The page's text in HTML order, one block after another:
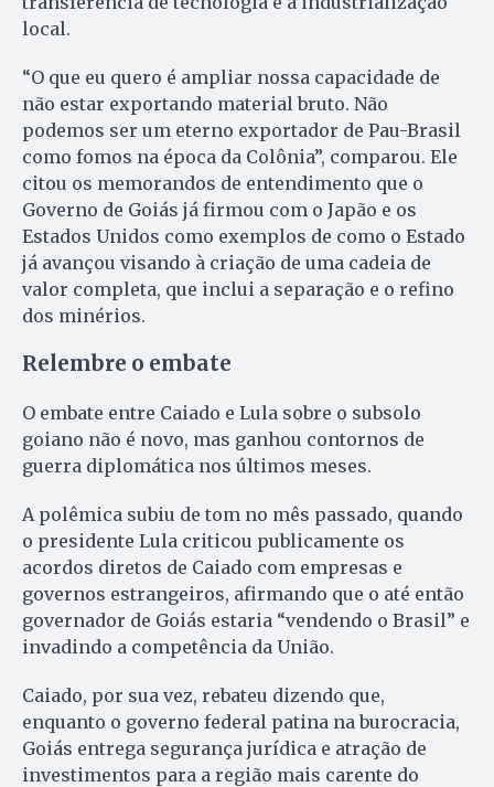
local.
“O que eu quero é ampliar nossa capacidade de
não estar exportando material bruto. Não
podemos ser um eterno exportador de Pau-Brasil
como fomos na época da Colônia”, comparou. Ele
citou os memorandos de entendimento que o
Governo de Goiás já firmou com o Japão e os
Estados Unidos como exemplos de como o Estado
já avançou visando à criação de uma cadeia de
valor completa, que inclui a separação e o refino
dos minérios.
Relembre o embate
O embate entre Caiado e Lula sobre o subsolo
goiano não é novo, mas ganhou contornos de
guerra diplomática nos últimos meses.
A polêmica subiu de tom no mês passado, quando
o presidente Lula criticou publicamente os
acordos diretos de Caiado com empresas e
governos estrangeiros, afirmando que o até então
governador de Goiás estaria “vendendo o Brasil” e
invadindo a competência da União.
Caiado, por sua vez, rebateu dizendo que,
enquanto o governo federal patina na burocracia,
Goiás entrega segurança jurídica e atração de
investimentos para a região mais carente do